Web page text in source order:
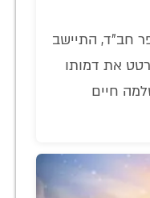
חב"ד, התיישב
את דמותו
חיים